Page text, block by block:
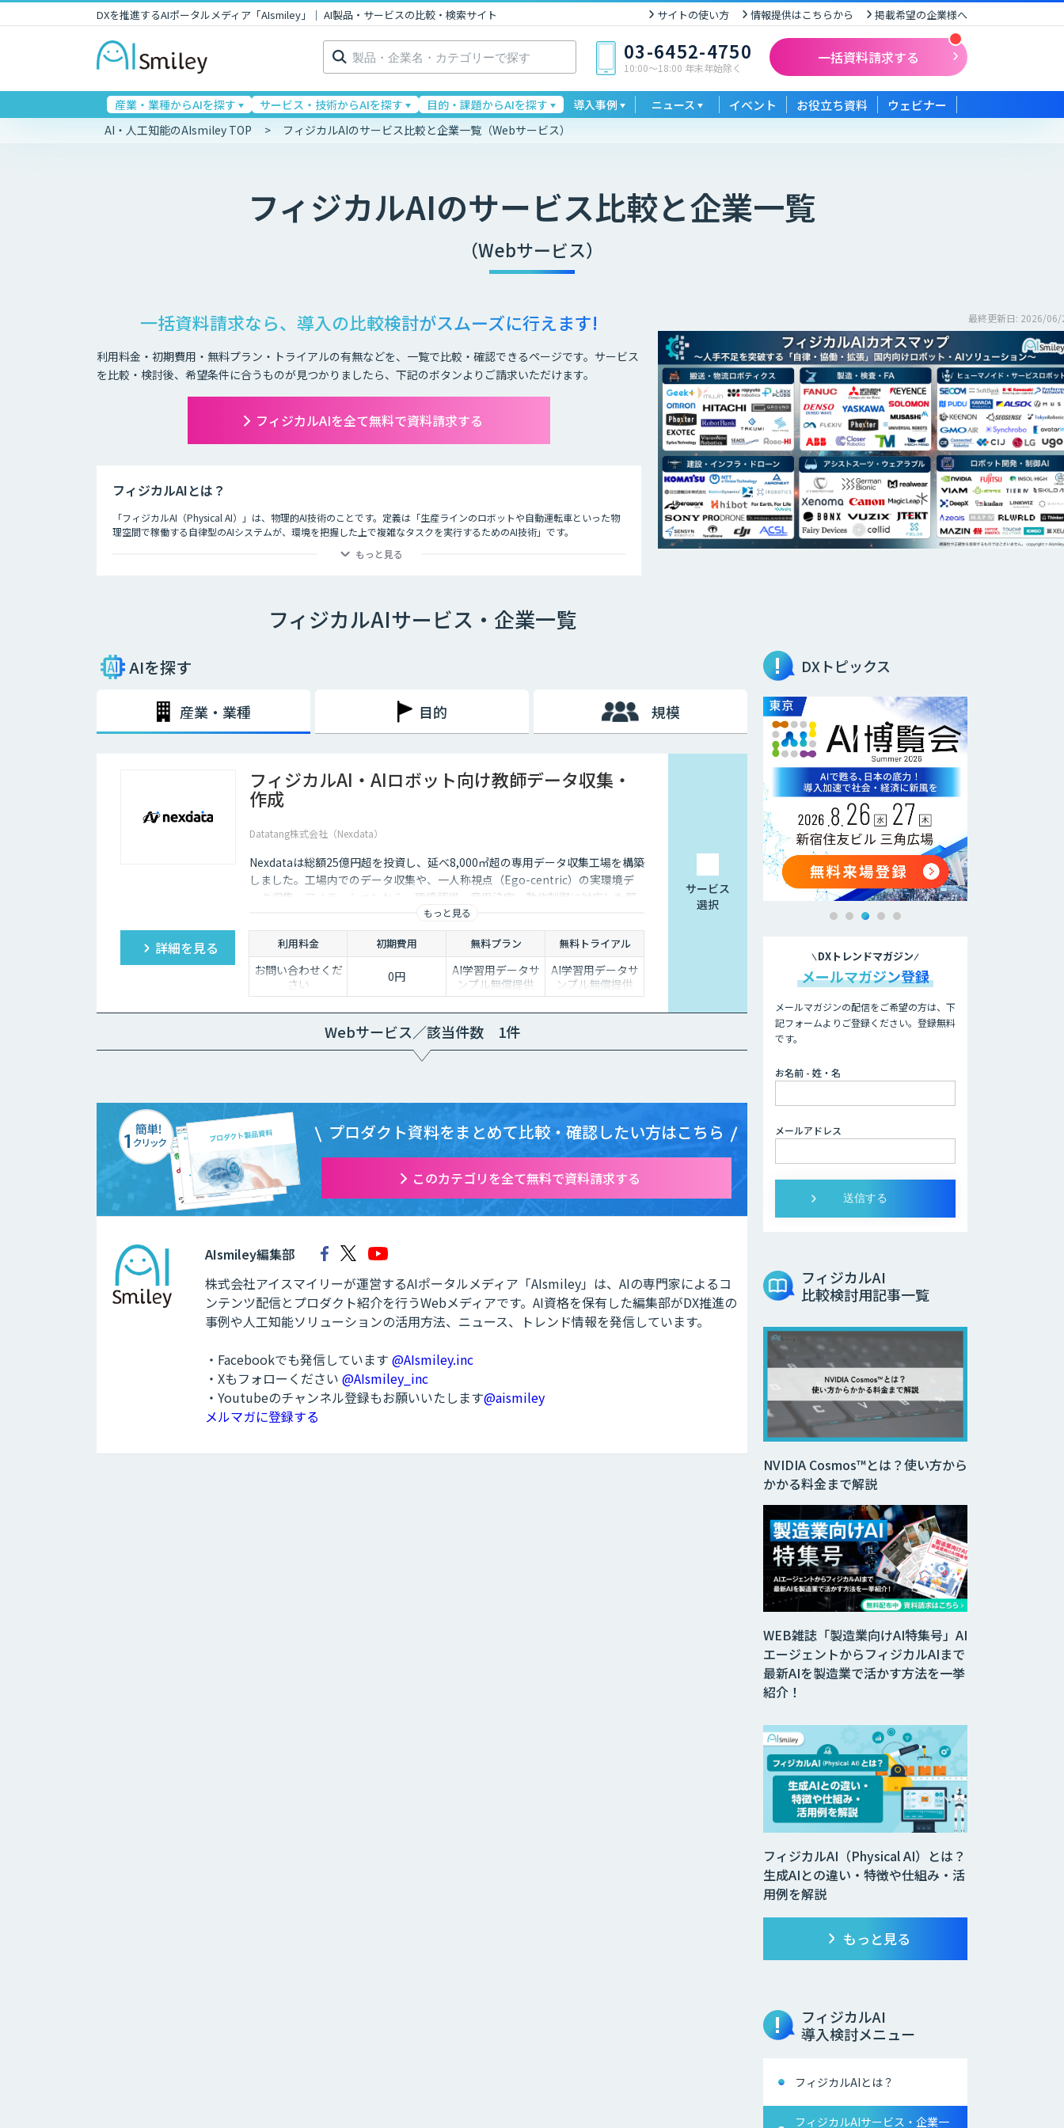
DXを推進するAIポータルメディア「AIsmiley」｜ AI製品・サービスの比較・検索サイト サイトの使い方 情報提供はこちらから 掲載希望の企業様へ
検
索: 03-6452-4750
10:00〜18:00 年末年始除く
一括資料請求する
産業・業種からAIを探す サービス・技術からAIを探す 目的・課題からAIを探す 導入事例 ニュース イベント お役立ち資料 ウェビナー
AI・人工知能のAIsmiley TOP フィジカルAIのサービス比較と企業一覧（Webサービス）
フィジカルAIのサービス比較と企業一覧
（Webサービス）
一括資料請求なら、導入の比較検討がスムーズに行えます!
利用料金・初期費用・無料プラン・トライアルの有無などを、一覧で比較・確認できるページです。サービス
を比較・検討後、希望条件に合うものが見つかりましたら、下記のボタンよりご請求いただけます。
フィジカルAIを全て無料で資料請求する
最終更新日: 2026/06/
フィジカルAIとは？
「フィジカルAI（Physical AI）」は、物理的AI技術のことです。定義は「生産ラインのロボットや自動運転車といった物
理空間で稼働する自律型のAIシステムが、環境を把握した上で複雑なタスクを実行するためのAI技術」です。
もっと見る
フィジカルAIサービス・企業一覧
AIを探す
産業・業種 目的 規模
フィジカルAI・AIロボット向け教師データ収集・
作成
Datatang株式会社（Nexdata）
Nexdataは総額25億円超を投資し、延べ8,000㎡超の専用データ収集工場を構築
しました。工場内でのデータ収集や、一人称視点（Ego-centric）の実環境デ
ータ収集・アノテーションから、環境認識・意思決定・動作制御に対応した既
製データセットまで、フィジカルAI開発を加速させる包括的なデータソリュー
ションを提供いたします。
もっと見る
詳細を見る 利用料金 初期費用 無料プラン 無料トライアル
お問い合わせくだ
さい
0円
AI学習用データサ
ンプル無償提供
AI学習用データサ
ンプル無償提供
サービス
選択
Webサービス／該当件数 1件
プロダクト資料をまとめて比較・確認したい方はこちら
このカテゴリを全て無料で資料請求する
AIsmiley編集部
株式会社アイスマイリーが運営するAIポータルメディア「AIsmiley」は、AIの専門家によるコ
ンテンツ配信とプロダクト紹介を行うWebメディアです。AI資格を保有した編集部がDX推進の
事例や人工知能ソリューションの活用方法、ニュース、トレンド情報を発信しています。
・Facebookでも発信しています @AIsmiley.inc
・Xもフォローください @AIsmiley_inc
・Youtubeのチャンネル登録もお願いいたします@aismiley
メルマガに登録する
DXトピックス
DXトレンドマガジン
メールマガジン登録
メールマガジンの配信をご希望の方は、下
記フォームよりご登録ください。登録無料
です。
お名前 - 姓・名
メールアドレス
フィジカルAI
比較検討用記事一覧
WEB雑誌「製造業向けAI特集号」AI
エージェントからフィジカルAIまで
最新AIを製造業で活かす方法を一挙
紹介！
NVIDIA Cosmos™とは？使い方から
かかる料金まで解説
フィジカルAI（Physical AI）とは？
生成AIとの違い・特徴や仕組み・活
用例を解説
もっと見る
フィジカルAI
導入検討メニュー
フィジカルAIとは？
フィジカルAIサービス・企業一